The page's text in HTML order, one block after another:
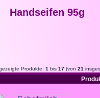
Handseifen 95g
Produkte: 1 bis 17 (von 21